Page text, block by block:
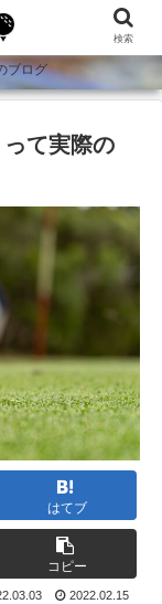
ブログ
て実際の
はてブ
コピー
2022.02.15
検索